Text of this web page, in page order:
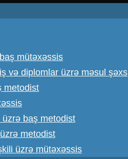
mütəxəssis
və diplomlar üzrə məsul şəxs
metodist
baş metodist
metodist
üzrə mütəxəssis